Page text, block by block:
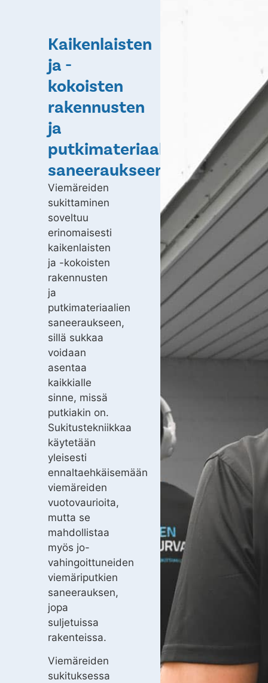
Kaikenlaisten
ja -
kokoisten
rakennusten
ja
putkimateriaalien
saneeraukseen
Viemäreiden
sukittaminen
soveltuu
erinomaisesti
kaikenlaisten
ja -kokoisten
rakennusten
ja
putkimateriaalien
saneeraukseen,
sillä sukkaa
voidaan
asentaa
kaikkialle
sinne, missä
putkiakin on.
Sukitustekniikkaa
käytetään
yleisesti
ennaltaehkäisemään
viemäreiden
vuotovaurioita,
mutta se
mahdollistaa
myös jo-
vahingoittuneiden
viemäriputkien
saneerauksen,
jopa
suljetuissa
rakenteissa.
Viemäreiden
sukituksessa